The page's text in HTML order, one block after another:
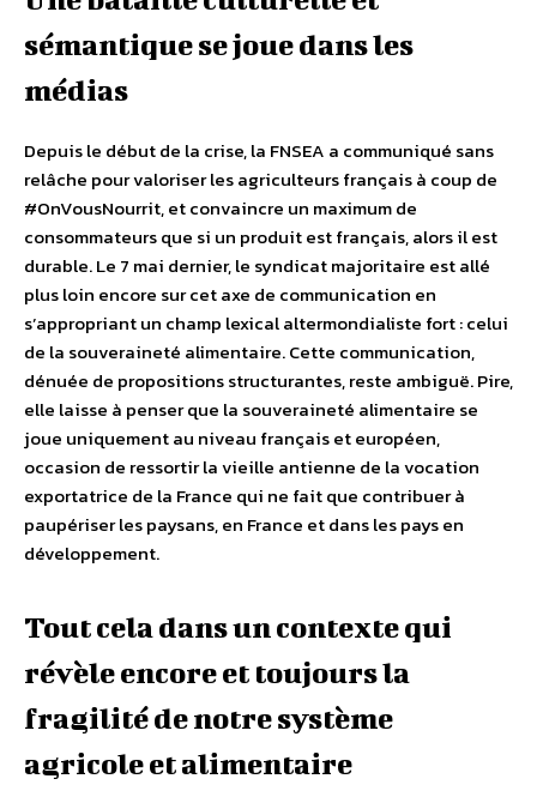
sémantique se joue dans les
médias
Depuis le début de la crise, la FNSEA a communiqué sans
relâche pour valoriser les agriculteurs français à coup de
#OnVousNourrit, et convaincre un maximum de
consommateurs que si un produit est français, alors il est
durable. Le 7 mai dernier, le syndicat majoritaire est allé
plus loin encore sur cet axe de communication en
s’appropriant un champ lexical altermondialiste fort : celui
de la souveraineté alimentaire. Cette communication,
dénuée de propositions structurantes, reste ambiguë. Pire,
elle laisse à penser que la souveraineté alimentaire se
joue uniquement au niveau français et européen,
occasion de ressortir la vieille antienne de la vocation
exportatrice de la France qui ne fait que contribuer à
paupériser les paysans, en France et dans les pays en
développement.
Tout cela dans un contexte qui
révèle encore et toujours la
fragilité de notre système
agricole et alimentaire